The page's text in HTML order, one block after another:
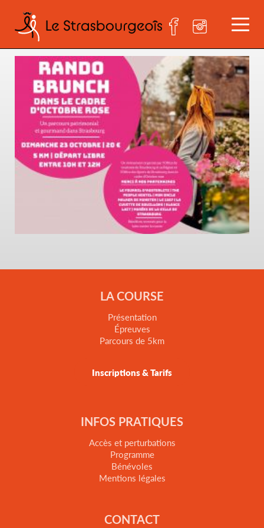
rando brunch
LA COURSE
Présentation
Épreuves
Parcours de 5km
Inscriptions & Tarifs
INFOS PRATIQUES
Accès et perturbations
Programme
Bénévoles
Mentions légales
CONTACT